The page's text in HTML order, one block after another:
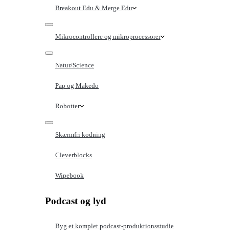
Breakout Edu & Merge Edu
Mikrocontrollere og mikroprocessorer
Natur/Science
Pap og Makedo
Robotter
Skærmfri kodning
Cleverblocks
Wipebook
Podcast og lyd
Byg et komplet podcast-produktionsstudie